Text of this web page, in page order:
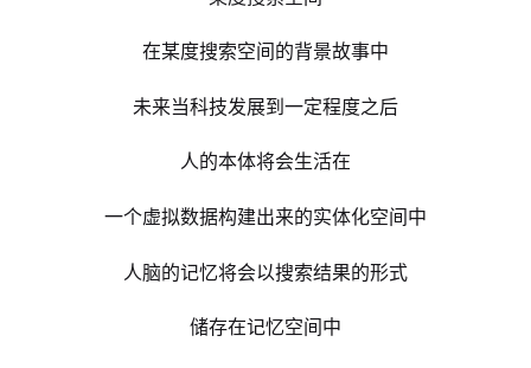
在某度搜索空间的背景故事中
未来当科技发展到一定程度之后
人的本体将会生活在
一个虚拟数据构建出来的实体化空间中
人脑的记忆将会以搜索结果的形式
储存在记忆空间中